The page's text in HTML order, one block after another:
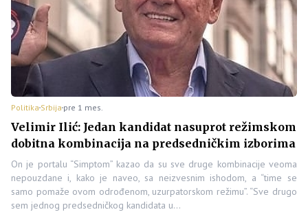
Politika Srbija pre 1 mes.
Velimir Ilić: Jedan kandidat nasuprot režimskom
dobitna kombinacija na predsedničkim izborima
On je portalu “Simptom” kazao da su sve druge kombinacije veoma
nepouzdane i, kako je naveo, sa neizvesnim ishodom, a “time se
samo pomaže ovom odrođenom, uzurpatorskom režimu”. “Sve drugo
sem jednog predsedničkog kandidata u…